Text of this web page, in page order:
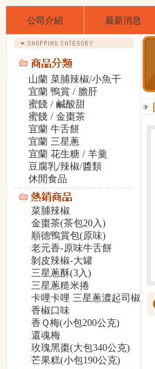
公司介紹 最新消息
山蘭 菜脯辣椒/小魚干
宜蘭 鴨賞 / 膽肝
蜜餞 / 鹹酸甜
蜜餞 / 金棗茶
宜蘭 牛舌餅
宜蘭 三星蔥
宜蘭 花生糖 / 羊羹
豆腐乳/辣椒/醬類
休閒食品
菜脯辣椒
金棗茶(茶包20入)
順德鴨賞包(原味)
老元香-原味牛舌餅
剝皮辣椒-大罐
三星蔥酥(3入)
三星蔥糙米捲
卡哩卡哩 三星蔥濃起司椒
香椒口味
香Ｑ梅(小包200公克)
還魂梅
玫瑰黑棗(大包340公克)
芒果糕(小包190公克)